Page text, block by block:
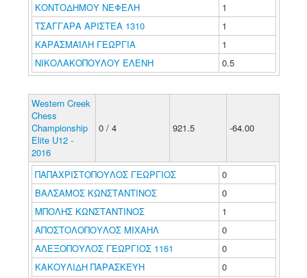
ΚΟΝΤΟΔΗΜΟΥ ΝΕΦΕΛΗ
1
ΤΣΑΓΓΑΡΑ ΑΡΙΣΤΕΑ 1310
1
ΚΑΡΑΣΜΑΪΛΗ ΓΕΩΡΓΙΑ
1
ΝΙΚΟΛΑΚΟΠΟΥΛΟΥ ΕΛΕΝΗ
0.5
Western Creek
Chess
Championship
Elite U12 -
2016
0 / 4 921.5 -64.00
ΠΑΠΑΧΡΙΣΤΟΠΟΥΛΟΣ ΓΕΩΡΓΙΟΣ
0
ΒΑΛΣΑΜΟΣ ΚΩΝΣΤΑΝΤΙΝΟΣ
0
ΜΠΟΛΗΣ ΚΩΝΣΤΑΝΤΙΝΟΣ
1
ΑΠΟΣΤΟΛΟΠΟΥΛΟΣ ΜΙΧΑΗΛ
0
ΑΛΕΞΟΠΟΥΛΟΣ ΓΕΩΡΓΙΟΣ 1161
0
ΚΑΚΟΥΛΙΔΗ ΠΑΡΑΣΚΕΥΗ
0